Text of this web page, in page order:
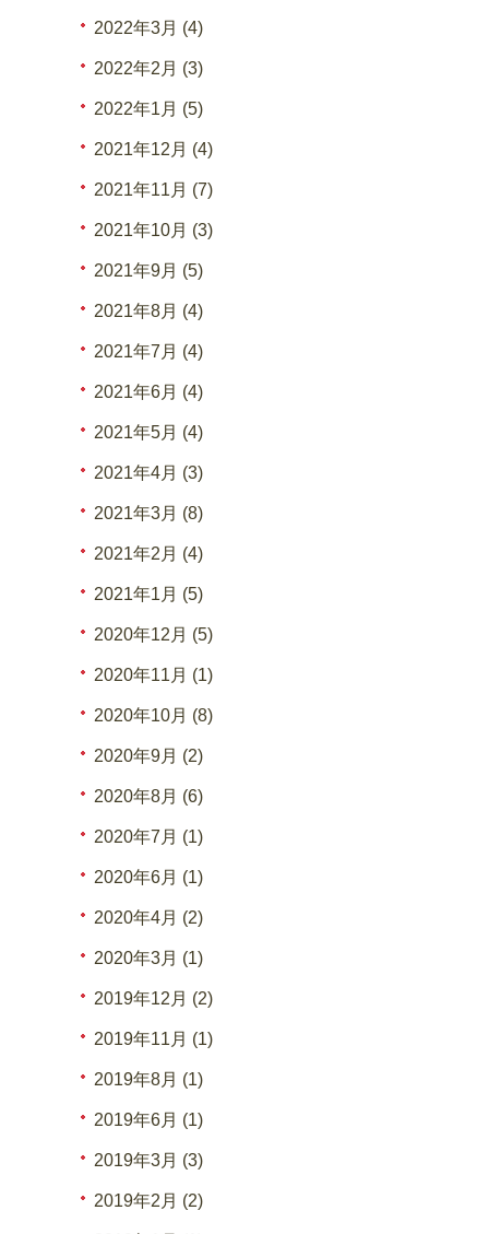
2022年3月 (4)
2022年2月 (3)
2022年1月 (5)
2021年12月 (4)
2021年11月 (7)
2021年10月 (3)
2021年9月 (5)
2021年8月 (4)
2021年7月 (4)
2021年6月 (4)
2021年5月 (4)
2021年4月 (3)
2021年3月 (8)
2021年2月 (4)
2021年1月 (5)
2020年12月 (5)
2020年11月 (1)
2020年10月 (8)
2020年9月 (2)
2020年8月 (6)
2020年7月 (1)
2020年6月 (1)
2020年4月 (2)
2020年3月 (1)
2019年12月 (2)
2019年11月 (1)
2019年8月 (1)
2019年6月 (1)
2019年3月 (3)
2019年2月 (2)